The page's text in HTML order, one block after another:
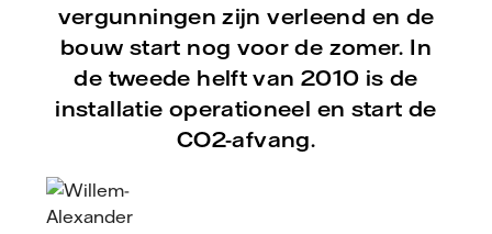
vergunningen zijn verleend en de
bouw start nog voor de zomer. In
de tweede helft van 2010 is de
installatie operationeel en start de
CO2-afvang.